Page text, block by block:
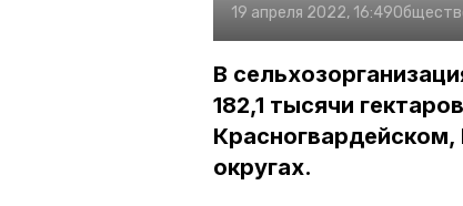
19 апреля 2022, 16:49
В
182,1 тысячи
округах.